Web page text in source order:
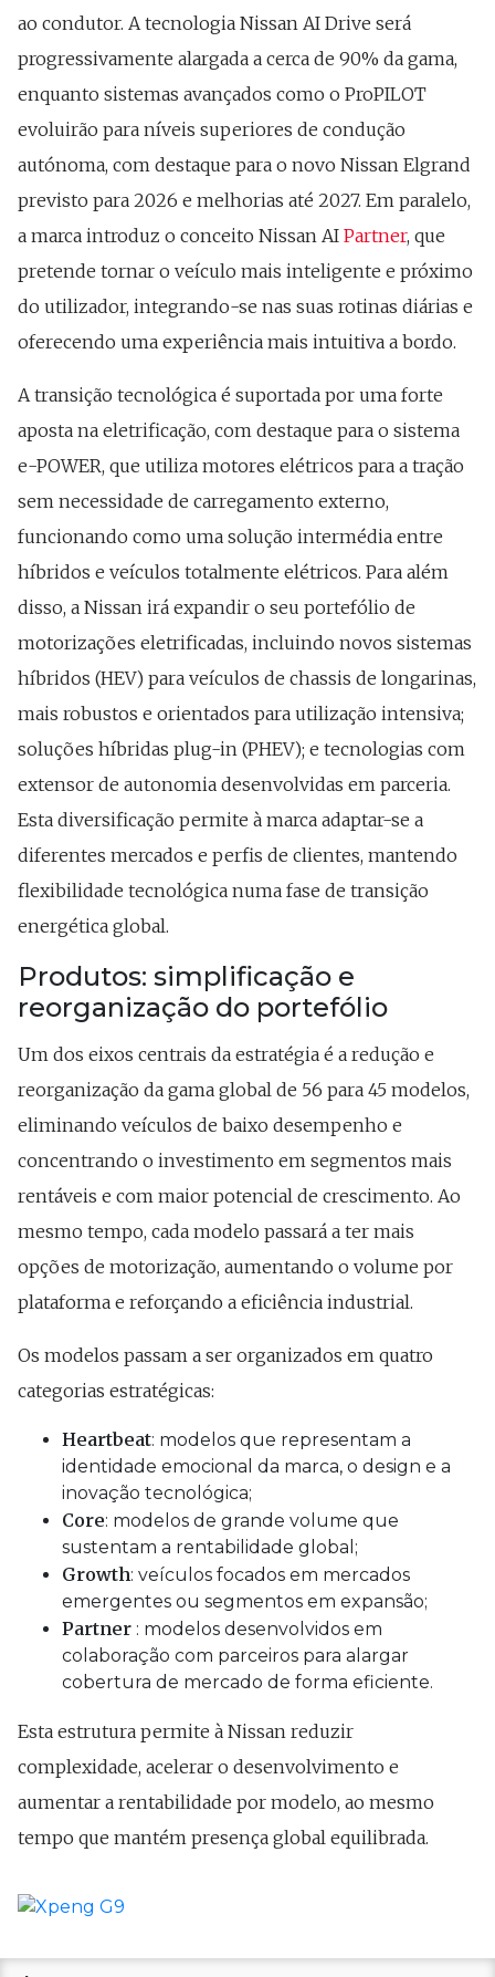
ao condutor. A tecnologia Nissan AI Drive será
progressivamente alargada a cerca de 90% da gama,
enquanto sistemas avançados como o ProPILOT
evoluirão para níveis superiores de condução
autónoma, com destaque para o novo Nissan Elgrand
previsto para 2026 e melhorias até 2027. Em paralelo,
a marca introduz o conceito Nissan AI Partner, que
pretende tornar o veículo mais inteligente e próximo
do utilizador, integrando-se nas suas rotinas diárias e
oferecendo uma experiência mais intuitiva a bordo.
A transição tecnológica é suportada por uma forte
aposta na eletrificação, com destaque para o sistema
e-POWER, que utiliza motores elétricos para a tração
sem necessidade de carregamento externo,
funcionando como uma solução intermédia entre
híbridos e veículos totalmente elétricos. Para além
disso, a Nissan irá expandir o seu portefólio de
motorizações eletrificadas, incluindo novos sistemas
híbridos (HEV) para veículos de chassis de longarinas,
mais robustos e orientados para utilização intensiva;
soluções híbridas plug-in (PHEV); e tecnologias com
extensor de autonomia desenvolvidas em parceria.
Esta diversificação permite à marca adaptar-se a
diferentes mercados e perfis de clientes, mantendo
flexibilidade tecnológica numa fase de transição
energética global.
Produtos: simplificação e
reorganização do portefólio
Um dos eixos centrais da estratégia é a redução e
reorganização da gama global de 56 para 45 modelos,
eliminando veículos de baixo desempenho e
concentrando o investimento em segmentos mais
rentáveis e com maior potencial de crescimento. Ao
mesmo tempo, cada modelo passará a ter mais
opções de motorização, aumentando o volume por
plataforma e reforçando a eficiência industrial.
Os modelos passam a ser organizados em quatro
categorias estratégicas:
Heartbeat: modelos que representam a
identidade emocional da marca, o design e a
inovação tecnológica;
Core: modelos de grande volume que
sustentam a rentabilidade global;
Growth: veículos focados em mercados
emergentes ou segmentos em expansão;
Partner : modelos desenvolvidos em
colaboração com parceiros para alargar
cobertura de mercado de forma eficiente.
Esta estrutura permite à Nissan reduzir
complexidade, acelerar o desenvolvimento e
aumentar a rentabilidade por modelo, ao mesmo
tempo que mantém presença global equilibrada.